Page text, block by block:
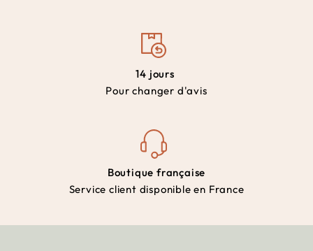
14 jours
Pour changer d'avis
Boutique française
Service client disponible en France